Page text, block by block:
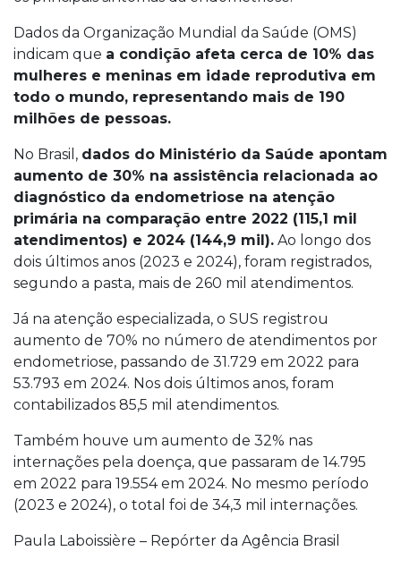
Dados da Organização Mundial da Saúde (OMS)
indicam que a condição afeta cerca de 10% das
mulheres e meninas em idade reprodutiva em
todo o mundo, representando mais de 190
milhões de pessoas.
No Brasil, dados do Ministério da Saúde apontam
aumento de 30% na assistência relacionada ao
diagnóstico da endometriose na atenção
primária na comparação entre 2022 (115,1 mil
atendimentos) e 2024 (144,9 mil). Ao longo dos
dois últimos anos (2023 e 2024), foram registrados,
segundo a pasta, mais de 260 mil atendimentos.
Já na atenção especializada, o SUS registrou
aumento de 70% no número de atendimentos por
endometriose, passando de 31.729 em 2022 para
53.793 em 2024. Nos dois últimos anos, foram
contabilizados 85,5 mil atendimentos.
Também houve um aumento de 32% nas
internações pela doença, que passaram de 14.795
em 2022 para 19.554 em 2024. No mesmo período
(2023 e 2024), o total foi de 34,3 mil internações.
Paula Laboissière – Repórter da Agência Brasil